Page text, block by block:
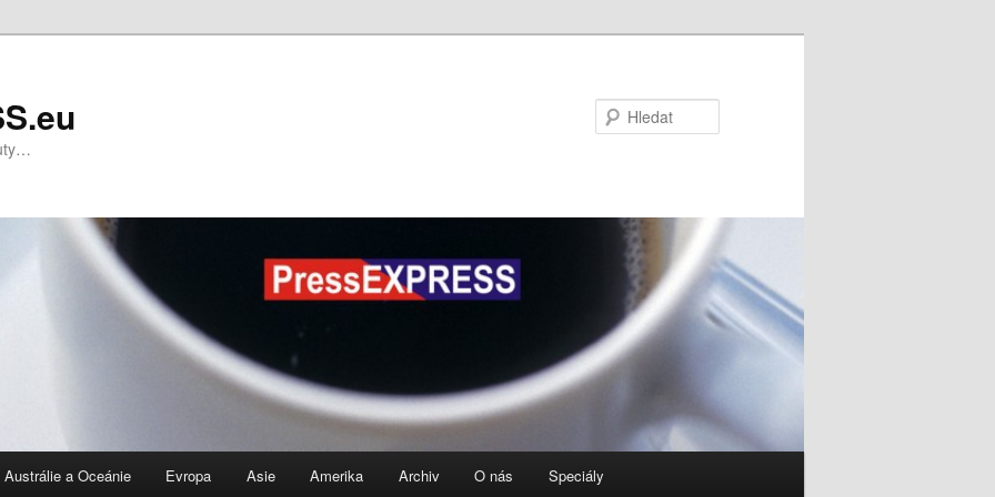
Austrálie a Oceánie Evropa Asie Amerika Archiv O nás Speciály